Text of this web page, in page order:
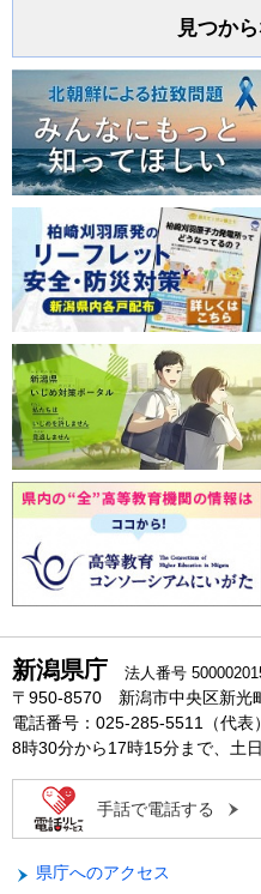
見つか
新潟県庁 法人番号
〒950-8570 新潟市中央区新光
電話番号：025-285-5511（代表）
8時30分から17時15分まで、土
手話で電話する
県庁へのアクセス